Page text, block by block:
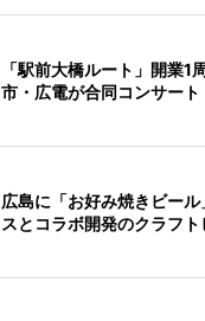
「駅前大橋ルート」開業
市・広電が合同コンサート
広島に「お好み焼きビー
スとコラボ開発のクラフト